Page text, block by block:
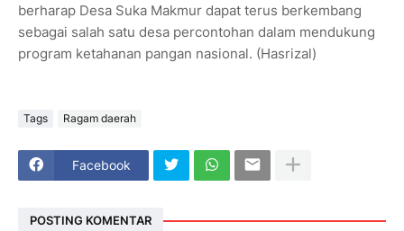
berharap Desa Suka Makmur dapat terus berkembang
sebagai salah satu desa percontohan dalam mendukung
program ketahanan pangan nasional. (Hasrizal)
Tags Ragam daerah
Facebook
POSTING KOMENTAR